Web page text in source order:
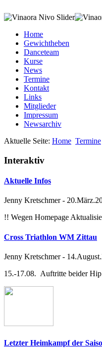
Home
Gewichtheben
Danceteam
Kurse
News
Termine
Kontakt
Links
Mitglieder
Impressum
Newsarchiv
Aktuelle Seite: Home Termine
Interaktiv
Aktuelle Infos
Jenny Kretschmer-
!! Wegen Homepage
Cross Triathlon WM Zittau
Jenny Kretschmer-
15.-17.08. Auftritte beider
Letzter Heimkampf der